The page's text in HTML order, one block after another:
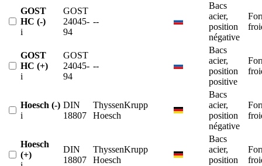
GOST
HC (-)
i
GOST
24045-
94
--
Bacs
acier,
position
négative
GOST
HC (+)
i
GOST
24045-
94
--
Bacs
acier,
position
positive
Hoesch (-)
i
DIN
18807
ThyssenKrupp
Hoesch
Bacs
acier,
position
négative
Hoesch
(+)
DIN
18807
ThyssenKrupp
Hoesch
Bacs
acier,
position